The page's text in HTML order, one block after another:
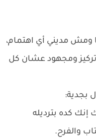
مديني أي اهتمام،
ومجهود عشان كل
بجدية:
كده بترديله
والفرح.